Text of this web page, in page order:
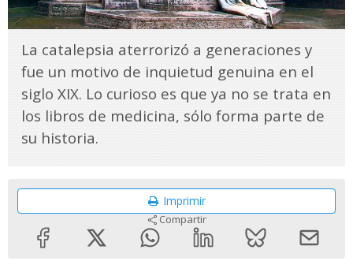
La catalepsia aterrorizó a generaciones y
fue un motivo de inquietud genuina en el
siglo XIX. Lo curioso es que ya no se trata en
los libros de medicina, sólo forma parte de
su historia.
Imprimir
Compartir